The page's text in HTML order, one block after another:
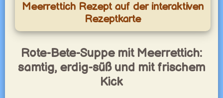
Meerrettich Rezept auf der interaktiven
Rezeptkarte
Rote-Bete-Suppe mit Meerrettich:
samtig, erdig-süß und mit frischem
Kick